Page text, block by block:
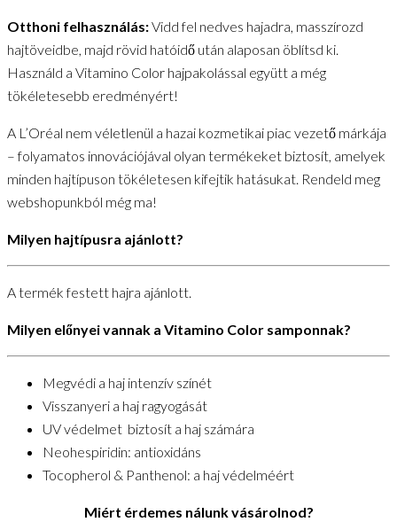
Otthoni felhasználás:Vidd fel nedves hajadra, masszírozd
hajtöveidbe, majd rövid hatóidő után alaposan öblítsd ki.
Használd a Vitamino Color hajpakolással együtt a még
tökéletesebb eredményért!
A L’Oréal nem véletlenül a hazai kozmetikai piac vezető márkája
– folyamatos innovációjával olyan termékeket biztosít, amelyek
minden hajtípuson tökéletesen kifejtik hatásukat. Rendeld meg
webshopunkból még ma!
Milyen hajtípusra ajánlott?
A termék festett hajra ajánlott.
Milyen előnyei vannak a Vitamino Color samponnak?
Megvédi a haj intenzív színét
Visszanyeri a haj ragyogását
UV védelmet biztosít a haj számára
Neohespiridin: antioxidáns
Tocopherol & Panthenol: a haj védelméért
Miért érdemes nálunk vásárolnod?